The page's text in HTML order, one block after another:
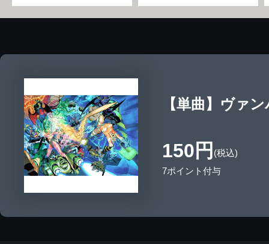
【単曲】ヴァ
150円 (税込)
7ポイント付与